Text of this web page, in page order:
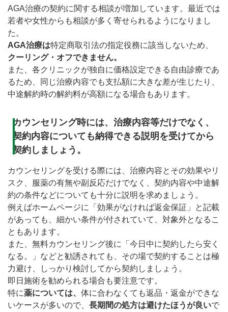
AGA治療の契約に関する相談が増加しています。最近では
若者や女性からも相談が多く寄せられるようになりまし
た。
AGA治療は特定商取引法の指定役務に該当しないため、
クーリング・オフできません。
また、各クリニックが独自に価格設定できる自由診療であ
るため、同じ治療内容でも支払額に大きな差が生じたり、
中途解約時の解約料が高額になる場合もあります。
カウンセリング時には、治療内容等だけでなく、
契約内容についても納得できる説明を受けてから
契約しましょう。
カウンセリングを受ける際には、治療内容とその効果やリ
スク、服薬の有無や副反応だけでなく、契約内容や中途解
約の条件などについても十分に説明を求めましょう。
例えばホームページに「効果がなければ返金保証」と記載
があっても、細かい条件が付されていて、対象外となるこ
ともあります。
また、無料カウンセリング後に「今日中に契約したら安く
なる。」などと勧誘されても、その場で契約することは極
力避け、しっかり検討してから契約しましょう。
即日施術を勧められる場合も要注意です。
特に薬については、 体に合わなくても返品・返金ができな
いケースが多いので、 長期間の処方は避けたほうが良いで